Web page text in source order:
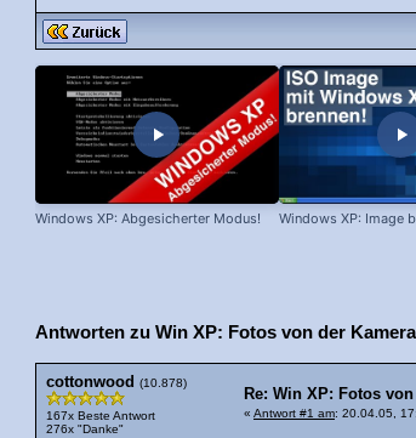
Windows XP: Abgesicherter Modus! Windows XP: Image
Antworten zu Win XP: Fotos von der
cottonwood (10.878)
167x Beste Antwort
276x "Danke"
Re: Win XP: Fotos
« Antwort #1 am: 20.04.05,